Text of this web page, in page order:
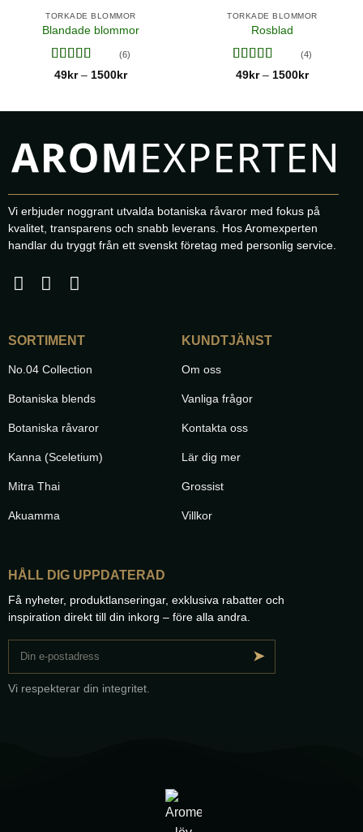
TORKADE BLOMMOR
Blandade blommor
Betygsatt
(6)
49kr – 1500krPrisintervall:
TORKADE BLOMMOR
Rosblad
Betygsatt
(4)
49kr – 1500kr
Vi erbjuder noggrant utvalda botaniska råvaror med fokus på
kvalitet, transparens och snabb leverans. Hos Aromexperten
handlar du tryggt från ett svenskt företag med personlig service.
SORTIMENT
No.04 Collection
Botaniska blends
Botaniska råvaror
Kanna (Sceletium)
Mitra Thai
Akuamma
KUNDTJÄNST
Om oss
Vanliga frågor
Kontakta oss
Lär dig mer
Grossist
Villkor
HÅLL DIG UPPDATERAD
Få nyheter, produktlanseringar, exklusiva rabatter och
inspiration direkt till din inkorg – före alla andra.
➤
Vi respekterar din integritet.